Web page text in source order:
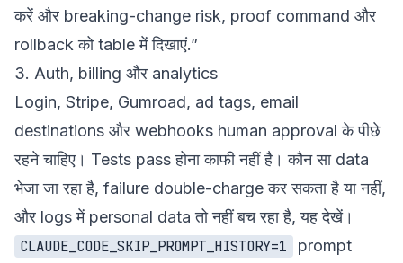
करें और breaking-change risk, proof command और
rollback को table में दिखाएं.”
3. Auth, billing और analytics
Login, Stripe, Gumroad, ad tags, email
destinations और webhooks human approval के पीछे
रहने चाहिए। Tests pass होना काफी नहीं है। कौन सा data
भेजा जा रहा है, failure double-charge कर सकता है या नहीं,
और logs में personal data तो नहीं बच रहा है, यह देखें।
CLAUDE_CODE_SKIP_PROMPT_HISTORY=1
prompt